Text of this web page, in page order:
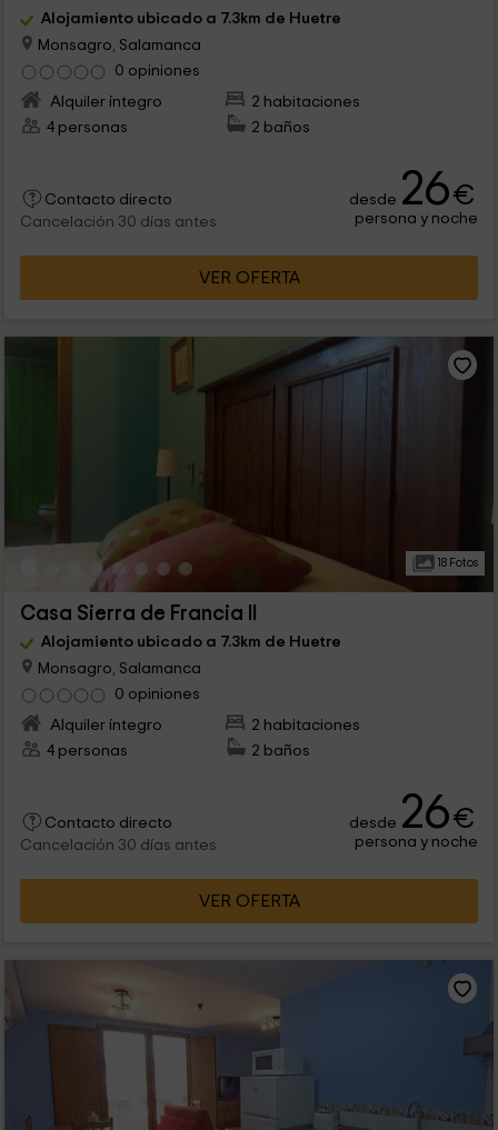
Alojamiento ubicado a 7.3km de Huetre
Monsagro, Salamanca
0 opiniones
Alquiler íntegro
2 habitaciones
4 personas
2 baños
Contacto directo
Cancelación 30 días antes
desde 26€
persona y noche
VER OFERTA
18 Fotos
Casa Sierra de Francia II
Alojamiento ubicado a 7.3km de Huetre
Monsagro, Salamanca
0 opiniones
Alquiler íntegro
2 habitaciones
4 personas
2 baños
Contacto directo
Cancelación 30 días antes
desde 26€
persona y noche
VER OFERTA